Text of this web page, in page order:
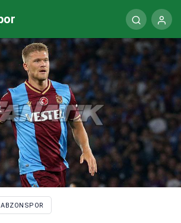
maçı sonrası Abdülkadir
alıştık!